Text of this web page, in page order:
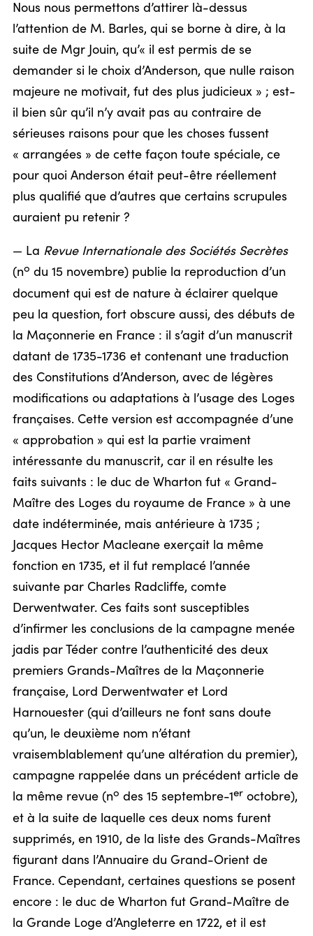
Nous nous permettons d’attirer là-dessus
l’attention de M. Barles, qui se borne à dire, à la
suite de Mgr Jouin, qu’« il est permis de se
demander si le choix d’Anderson, que nulle raison
majeure ne motivait, fut des plus judicieux » ; est-
il bien sûr qu’il n’y avait pas au contraire de
sérieuses raisons pour que les choses fussent
« arrangées » de cette façon toute spéciale, ce
pour quoi Anderson était peut-être réellement
plus qualifié que d’autres que certains scrupules
auraient pu retenir ?
— La Revue Internationale des Sociétés Secrètes
(no du 15 novembre) publie la reproduction d’un
document qui est de nature à éclairer quelque
peu la question, fort obscure aussi, des débuts de
la Maçonnerie en France : il s’agit d’un manuscrit
datant de 1735-1736 et contenant une traduction
des Constitutions d’Anderson, avec de légères
modifications ou adaptations à l’usage des Loges
françaises. Cette version est accompagnée d’une
« approbation » qui est la partie vraiment
intéressante du manuscrit, car il en résulte les
faits suivants : le duc de Wharton fut « Grand-
Maître des Loges du royaume de France » à une
date indéterminée, mais antérieure à 1735 ;
Jacques Hector Macleane exerçait la même
fonction en 1735, et il fut remplacé l’année
suivante par Charles Radcliffe, comte
Derwentwater. Ces faits sont susceptibles
d’infirmer les conclusions de la campagne menée
jadis par Téder contre l’authenticité des deux
premiers Grands-Maîtres de la Maçonnerie
française, Lord Derwentwater et Lord
Harnouester (qui d’ailleurs ne font sans doute
qu’un, le deuxième nom n’étant
vraisemblablement qu’une altération du premier),
campagne rappelée dans un précédent article de
la même revue (no des 15 septembre-1er octobre),
et à la suite de laquelle ces deux noms furent
supprimés, en 1910, de la liste des Grands-Maîtres
figurant dans l’Annuaire du Grand-Orient de
France. Cependant, certaines questions se posent
encore : le duc de Wharton fut Grand-Maître de
la Grande Loge d’Angleterre en 1722, et il est